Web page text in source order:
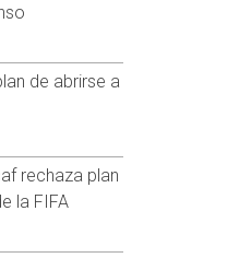
de abrirse a
rechaza plan
la FIFA